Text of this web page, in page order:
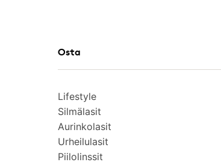
Osta
Lifestyle
Silmälasit
Aurinkolasit
Urheilulasit
Piilolinssit